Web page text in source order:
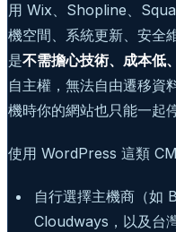
用 Wix、Shopline、
機空間、系統更新、安全
是不需擔心技術、成本低
自主權，無法自由遷移資
機時你的網站也只能一起
使用 WordPress 這類
自行選擇主機商（如
Cloudways，以及台